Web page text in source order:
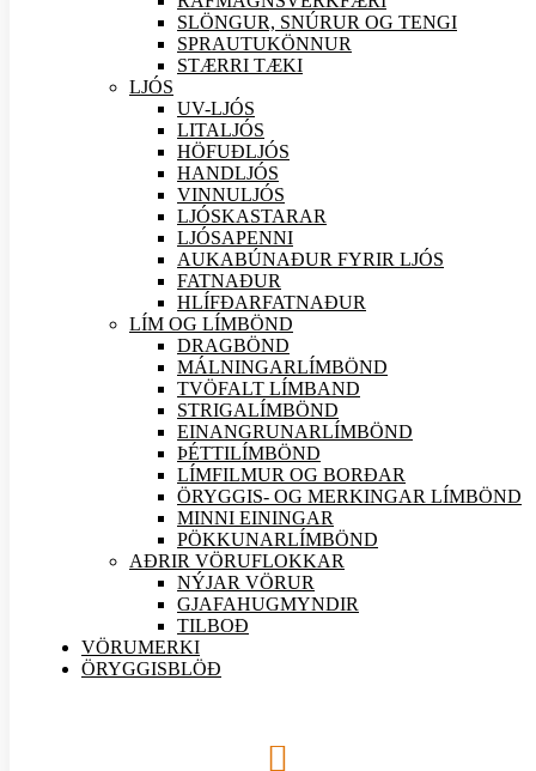
SLÖNGUR, SNÚRUR OG TENGI
SPRAUTUKÖNNUR
STÆRRI TÆKI
LJÓS
UV-LJÓS
LITALJÓS
HÖFUÐLJÓS
HANDLJÓS
VINNULJÓS
LJÓSKASTARAR
LJÓSAPENNI
AUKABÚNAÐUR FYRIR LJÓS
FATNAÐUR
HLÍFÐARFATNAÐUR
LÍM OG LÍMBÖND
DRAGBÖND
MÁLNINGARLÍMBÖND
TVÖFALT LÍMBAND
STRIGALÍMBÖND
EINANGRUNARLÍMBÖND
ÞÉTTILÍMBÖND
LÍMFILMUR OG BORÐAR
ÖRYGGIS- OG MERKINGAR LÍMBÖND
MINNI EININGAR
PÖKKUNARLÍMBÖND
AÐRIR VÖRUFLOKKAR
NÝJAR VÖRUR
GJAFAHUGMYNDIR
TILBOÐ
VÖRUMERKI
ÖRYGGISBLÖÐ
